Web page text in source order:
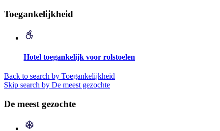
Toegankelijkheid
Hotel toegankelijk voor rolstoelen
Back to search by Toegankelijkheid
Skip search by De meest gezochte
De meest gezochte